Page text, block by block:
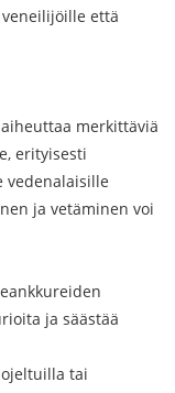
että
merkittäviä
erityisesti
ja vetäminen voi
ja säästää
tai